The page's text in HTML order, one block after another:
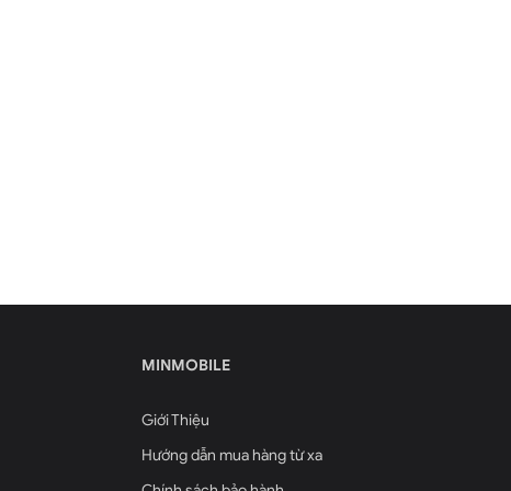
MINMOBILE
Giới Thiệu
Hướng dẫn mua hàng từ xa